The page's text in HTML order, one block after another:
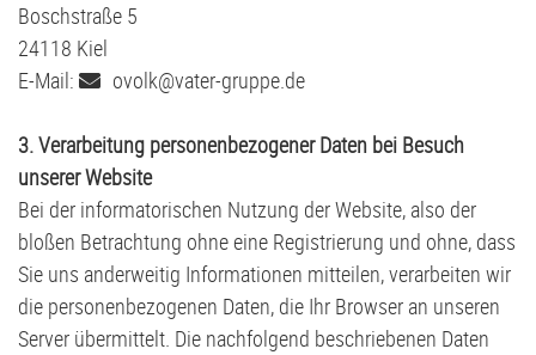
Boschstraße 5
24118 Kiel
E-Mail:
ovolk@vater-gruppe.de
3. Verarbeitung personenbezogener Daten bei Besuch
unserer Website
Bei der informatorischen Nutzung der Website, also der
bloßen Betrachtung ohne eine Registrierung und ohne, dass
Sie uns anderweitig Informationen mitteilen, verarbeiten wir
die personenbezogenen Daten, die Ihr Browser an unseren
Server übermittelt. Die nachfolgend beschriebenen Daten